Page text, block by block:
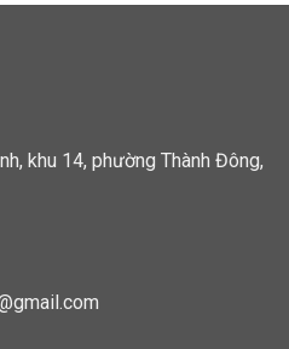
khu 14, phường Thành Đông,